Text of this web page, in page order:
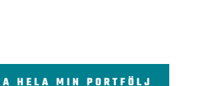
HELA MIN PORTFÖLJ